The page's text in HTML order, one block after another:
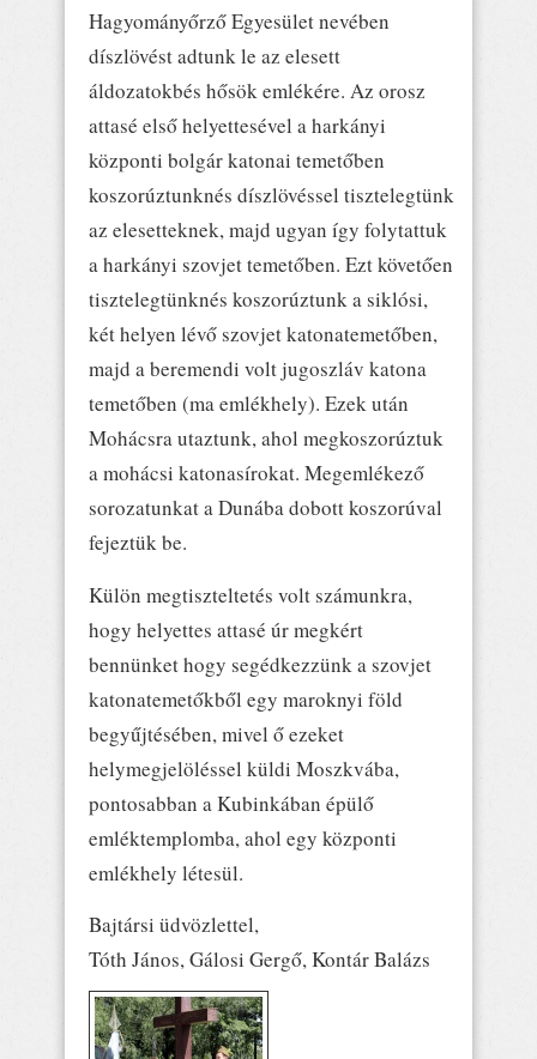
Hagyományőrző Egyesület nevében
díszlövést adtunk le az elesett
áldozatokbés hősök emlékére. Az orosz
attasé első helyettesével a harkányi
központi bolgár katonai temetőben
koszorúztunknés díszlövéssel tisztelegtünk
az elesetteknek, majd ugyan így folytattuk
a harkányi szovjet temetőben. Ezt követően
tisztelegtünknés koszorúztunk a siklósi,
két helyen lévő szovjet katonatemetőben,
majd a beremendi volt jugoszláv katona
temetőben (ma emlékhely). Ezek után
Mohácsra utaztunk, ahol megkoszorúztuk
a mohácsi katonasírokat. Megemlékező
sorozatunkat a Dunába dobott koszorúval
fejeztük be.
Külön megtiszteltetés volt számunkra,
hogy helyettes attasé úr megkért
bennünket hogy segédkezzünk a szovjet
katonatemetőkből egy maroknyi föld
begyűjtésében, mivel ő ezeket
helymegjelöléssel küldi Moszkvába,
pontosabban a Kubinkában épülő
emléktemplomba, ahol egy központi
emlékhely létesül.
Bajtársi üdvözlettel,
Tóth János, Gálosi Gergő, Kontár Balázs